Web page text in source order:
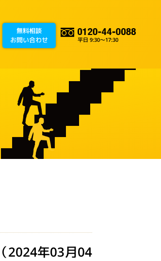
無料相談
お問い合わせ
平日 9:30～17:30
2024年03月04